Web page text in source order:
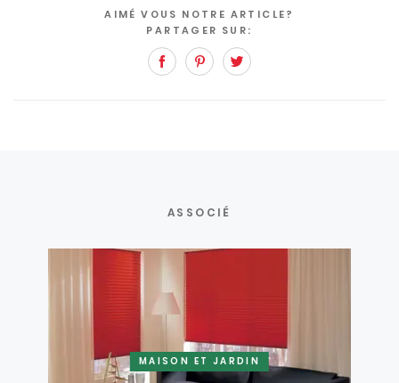
AIMÉ VOUS NOTRE ARTICLE?
PARTAGER SUR:
FacebookPinterest
ASSOCIÉ
MAISON ET JARDIN